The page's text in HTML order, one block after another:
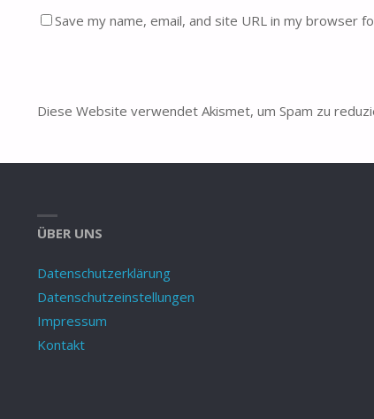
Save my name, email, and site URL in my browser
Diese Website verwendet Akismet, um Spam zu
ÜBER UNS
Datenschutzerklärung
Datenschutzeinstellungen
Impressum
Kontakt